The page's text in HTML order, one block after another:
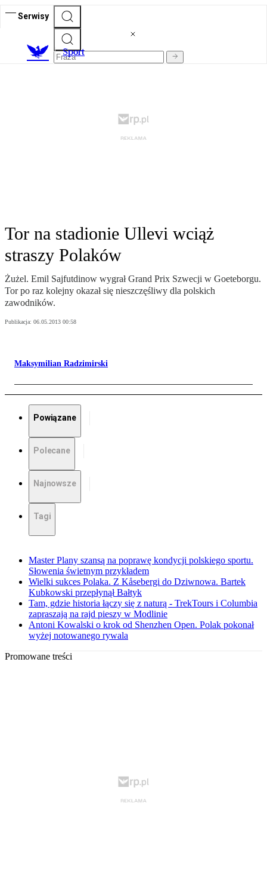
Serwisy
Sport
Tor na stadionie Ullevi wciąż
straszy Polaków
Żużel. Emil Sajfutdinow wygrał Grand Prix Szwecji w Goeteborgu.
Tor po raz kolejny okazał się nieszczęśliwy dla polskich
zawodników.
Publikacja: 06.05.2013 00:58
Maksymilian Radzimirski
Powiązane
Polecane
Najnowsze
Tagi
Master Plany szansą na poprawę kondycji polskiego sportu.
Słowenia świetnym przykładem
Wielki sukces Polaka. Z Kåsebergi do Dziwnowa. Bartek
Kubkowski przepłynął Bałtyk
Tam, gdzie historia łączy się z naturą - TrekTours i Columbia
zapraszają na rajd pieszy w Modlinie
Antoni Kowalski o krok od Shenzhen Open. Polak pokonał
wyżej notowanego rywala
Promowane treści